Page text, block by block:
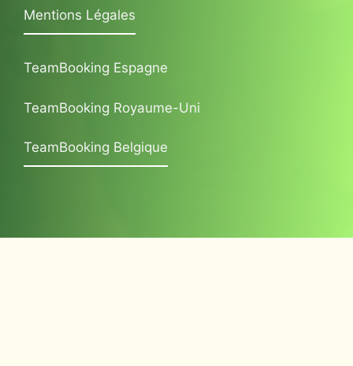
Mentions Légales
TeamBooking Espagne
TeamBooking Royaume-Uni
TeamBooking Belgique